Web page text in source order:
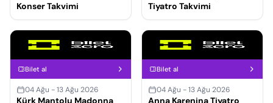
Konser Takvimi
Tiyatro Takvimi
Bilet al
04 Ağu - 13 Ağu 2026
Kürk Mantolu Madonna
Bilet al
04 Ağu - 13 Ağu 2026
Anna Karenina Tiyatro